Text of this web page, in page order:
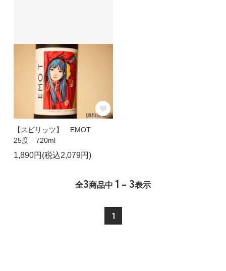
【スピリッツ】 EMOT
25度 720ml
1,890円(税込2,079円)
全3商品中 1 - 3表示
1